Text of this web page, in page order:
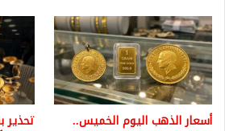
أسعار الذهب اليوم الخميس.. تحذير